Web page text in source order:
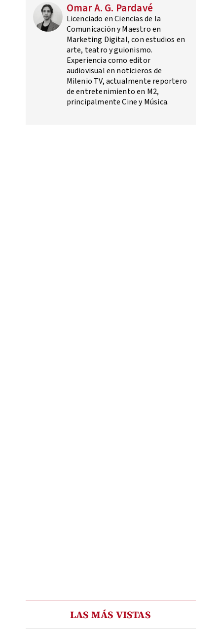
Omar A. G. Pardavé
Licenciado en Ciencias de la
Comunicación y Maestro en
Marketing Digital, con estudios en
arte, teatro y guionismo.
Experiencia como editor
audiovisual en noticieros de
Milenio TV, actualmente reportero
de entretenimiento en M2,
principalmente Cine y Música.
LAS MÁS VISTAS